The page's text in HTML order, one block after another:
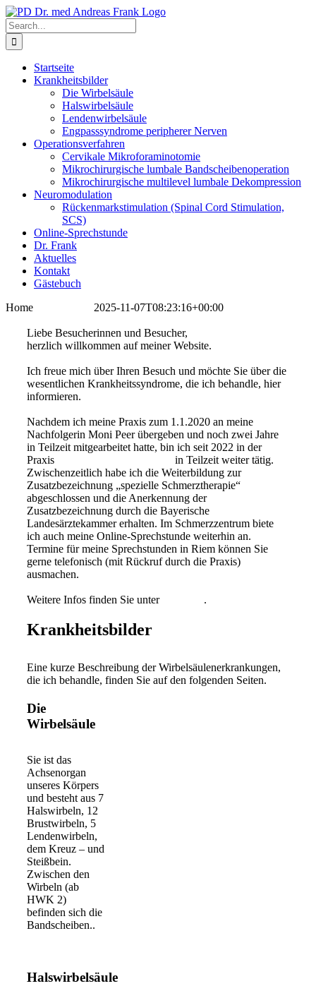
Skip
to
content
Search
for:
Startseite
Krankheitsbilder
Die Wirbelsäule
Halswirbelsäule
Lendenwirbelsäule
Engpasssyndrome peripherer Nerven
Operationsverfahren
Cervikale Mikroforaminotomie
Mikrochirurgische lumbale Bandscheibenoperation
Mikrochirurgische multilevel lumbale Dekompression
Neuromodulation
Rückenmarkstimulation (Spinal Cord Stimulation,
SCS)
Online-Sprechstunde
Dr. Frank
Aktuelles
Kontakt
Gästebuch
Home
2025-11-07T08:23:16+00:00
Liebe Besucherinnen und Besucher,
herzlich willkommen auf meiner Website.
Ich freue mich über Ihren Besuch und möchte Sie über die
wesentlichen Krankheitssyndrome, die ich behandle, hier
informieren.
Nachdem ich meine Praxis zum 1.1.2020 an meine
Nachfolgerin Moni Peer übergeben und noch zwei Jahre
in Teilzeit mitgearbeitet hatte, bin ich seit 2022 in der
Praxis
in Teilzeit weiter tätig.
Zwischenzeitlich habe ich die Weiterbildung zur
Zusatzbezeichnung „spezielle Schmerztherapie“
abgeschlossen und die Anerkennung der
Zusatzbezeichnung durch die Bayerische
Landesärztekammer erhalten. Im Schmerzzentrum biete
ich auch meine Online-Sprechstunde weiterhin an.
Termine für meine Sprechstunden in Riem können Sie
gerne telefonisch (mit Rückruf durch die Praxis)
ausmachen.
Weitere Infos finden Sie unter .
Krankheitsbilder
Eine kurze Beschreibung der Wirbelsäulenerkrankungen,
die ich behandle, finden Sie auf den folgenden Seiten.
Die
Wirbelsäule
Sie ist das
Achsenorgan
unseres Körpers
und besteht aus 7
Halswirbeln, 12
Brustwirbeln, 5
Lendenwirbeln,
dem Kreuz – und
Steißbein.
Zwischen den
Wirbeln (ab
HWK 2)
befinden sich die
Bandscheiben..
Halswirbelsäule